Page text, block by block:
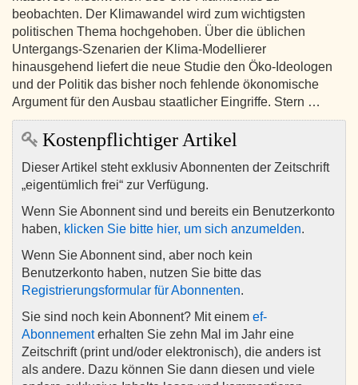
beobachten. Der Klimawandel wird zum wichtigsten
politischen Thema hochgehoben. Über die üblichen
Untergangs-Szenarien der Klima-Modellierer
hinausgehend liefert die neue Studie den Öko-Ideologen
und der Politik das bisher noch fehlende ökonomische
Argument für den Ausbau staatlicher Eingriffe. Stern …
Kostenpflichtiger Artikel
Dieser Artikel steht exklusiv Abonnenten der Zeitschrift
„eigentümlich frei“ zur Verfügung.
Wenn Sie Abonnent sind und bereits ein Benutzerkonto
haben, klicken Sie bitte hier, um sich anzumelden.
Wenn Sie Abonnent sind, aber noch kein
Benutzerkonto haben, nutzen Sie bitte das
Registrierungsformular für Abonnenten.
Sie sind noch kein Abonnent? Mit einem ef-
Abonnementerhalten Sie zehn Mal im Jahr eine
Zeitschrift (print und/oder elektronisch), die anders ist
als andere. Dazu können Sie dann diesen und viele